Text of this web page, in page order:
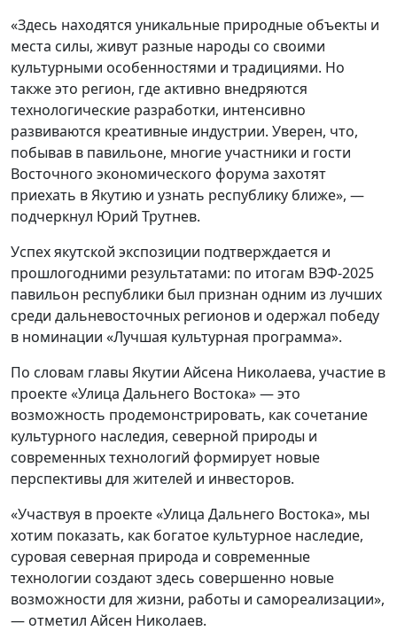
«Здесь находятся уникальные природные объекты и
места силы, живут разные народы со своими
культурными особенностями и традициями. Но
также это регион, где активно внедряются
технологические разработки, интенсивно
развиваются креативные индустрии. Уверен, что,
побывав в павильоне, многие участники и гости
Восточного экономического форума захотят
приехать в Якутию и узнать республику ближе», —
подчеркнул Юрий Трутнев.
Успех якутской экспозиции подтверждается и
прошлогодними результатами: по итогам ВЭФ‑2025
павильон республики был признан одним из лучших
среди дальневосточных регионов и одержал победу
в номинации «Лучшая культурная программа».
По словам главы Якутии Айсена Николаева, участие в
проекте «Улица Дальнего Востока» — это
возможность продемонстрировать, как сочетание
культурного наследия, северной природы и
современных технологий формирует новые
перспективы для жителей и инвесторов.
«Участвуя в проекте «Улица Дальнего Востока», мы
хотим показать, как богатое культурное наследие,
суровая северная природа и современные
технологии создают здесь совершенно новые
возможности для жизни, работы и самореализации»,
— отметил Айсен Николаев.